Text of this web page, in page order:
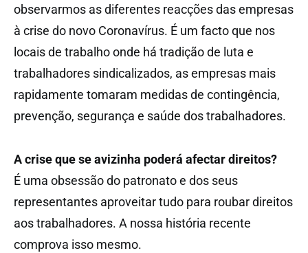
observarmos as diferentes reacções das empresas
à crise do novo Coronavírus. É um facto que nos
locais de trabalho onde há tradição de luta e
trabalhadores sindicalizados, as empresas mais
rapidamente tomaram medidas de contingência,
prevenção, segurança e saúde dos trabalhadores.
A crise que se avizinha poderá afectar direitos?
É uma obsessão do patronato e dos seus
representantes aproveitar tudo para roubar direitos
aos trabalhadores. A nossa história recente
comprova isso mesmo.